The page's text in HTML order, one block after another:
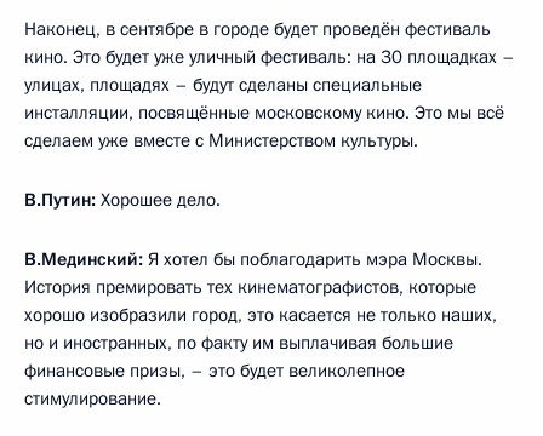
Наконец, в сентябре в городе будет проведён фестиваль
кино. Это будет уже уличный фестиваль: на 30 площадках –
улицах, площадях – будут сделаны специальные
инсталляции, посвящённые московскому кино. Это мы всё
сделаем уже вместе с Министерством культуры.
В.Путин: Хорошее дело.
В.Мединский: Я хотел бы поблагодарить мэра Москвы.
История премировать тех кинематографистов, которые
хорошо изобразили город, это касается не только наших,
но и иностранных, по факту им выплачивая большие
финансовые призы, – это будет великолепное
стимулирование.